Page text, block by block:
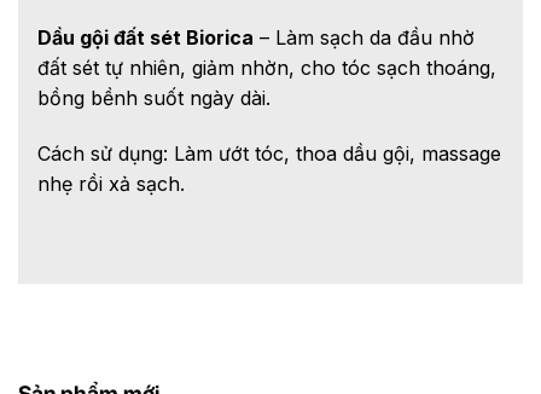
Dầu gội đất sét Biorica – Làm sạch da đầu nhờ
đất sét tự nhiên, giảm nhờn, cho tóc sạch thoáng,
bồng bềnh suốt ngày dài.
Cách sử dụng: Làm ướt tóc, thoa dầu gội, massage
nhẹ rồi xả sạch.